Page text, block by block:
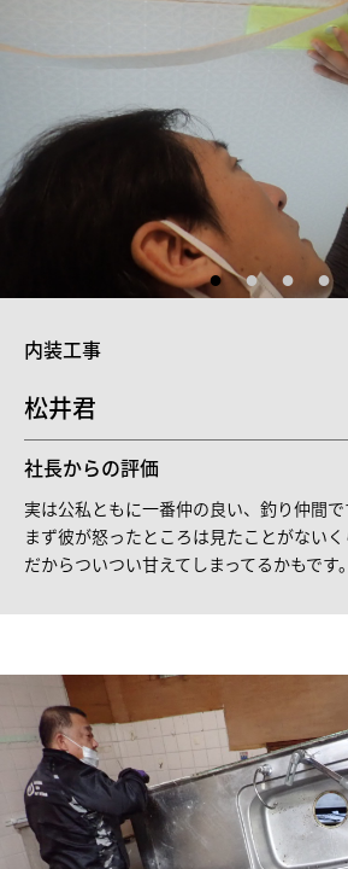
内装工事
松井君
社長からの評価
実は公私ともに一番仲の良い、釣り仲間で
まず彼が怒ったところは見たことがないく
だからついつい甘えてしまってるかもです。